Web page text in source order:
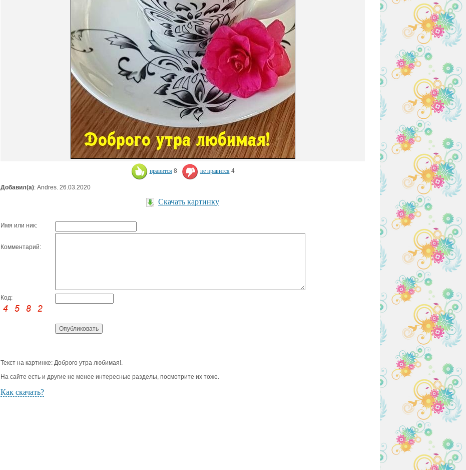
нравится 8 не нравится 4
Добавил(а): Andres. 26.03.2020
Скачать картинку
Имя или ник:
Комментарий:
Код:
Текст на картинке: Доброго утра любимая!.
На сайте есть и другие не менее интересные разделы, посмотрите их тоже.
Как скачать?